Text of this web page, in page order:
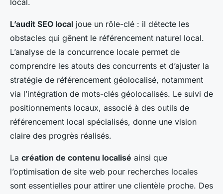
local.
L’audit SEO local joue un rôle-clé : il détecte les
obstacles qui gênent le référencement naturel local.
L’analyse de la concurrence locale permet de
comprendre les atouts des concurrents et d’ajuster la
stratégie de référencement géolocalisé, notamment
via l’intégration de mots-clés géolocalisés. Le suivi de
positionnements locaux, associé à des outils de
référencement local spécialisés, donne une vision
claire des progrès réalisés.
La création de contenu localisé ainsi que
l’optimisation de site web pour recherches locales
sont essentielles pour attirer une clientèle proche. Des